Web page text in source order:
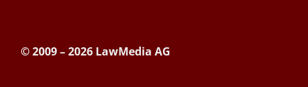
© 2009 – 2026 LawMedia AG